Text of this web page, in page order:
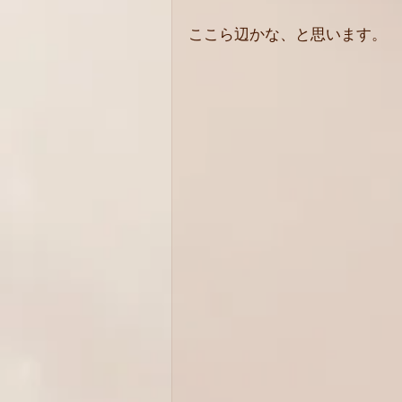
ここら辺かな、と思います。